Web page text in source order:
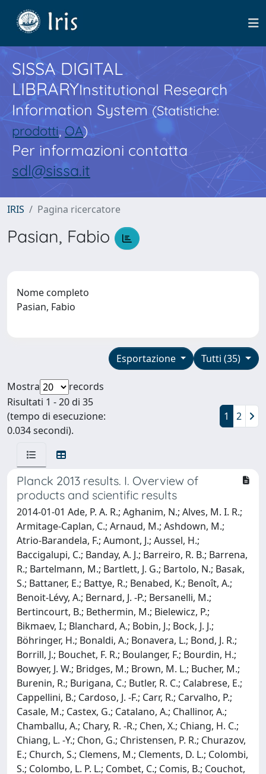
SISSA DIGITAL
LIBRARYInstitutional Research
Information System(Statistiche:
prodotti,OA)
Per informazioni contatta
sdl@sissa.it
IRIS Pagina ricercatore
Pasian, Fabio
Nome completo
Pasian, Fabio
Tutti (35)
Esportazione
Mostra
records
Risultati 1 - 20 di 35
(tempo di esecuzione:
0.034 secondi).
1 2
Planck 2013 results. I. Overview of
products and scientific results
2014-01-01 Ade, P. A. R.; Aghanim, N.; Alves, M. I. R.;
Armitage-Caplan, C.; Arnaud, M.; Ashdown, M.;
Atrio-Barandela, F.; Aumont, J.; Aussel, H.;
Baccigalupi, C.; Banday, A. J.; Barreiro, R. B.; Barrena,
R.; Bartelmann, M.; Bartlett, J. G.; Bartolo, N.; Basak,
S.; Battaner, E.; Battye, R.; Benabed, K.; Benoît, A.;
Benoit-Lévy, A.; Bernard, J. -P.; Bersanelli, M.;
Bertincourt, B.; Bethermin, M.; Bielewicz, P.;
Bikmaev, I.; Blanchard, A.; Bobin, J.; Bock, J. J.;
Böhringer, H.; Bonaldi, A.; Bonavera, L.; Bond, J. R.;
Borrill, J.; Bouchet, F. R.; Boulanger, F.; Bourdin, H.;
Bowyer, J. W.; Bridges, M.; Brown, M. L.; Bucher, M.;
Burenin, R.; Burigana, C.; Butler, R. C.; Calabrese, E.;
Cappellini, B.; Cardoso, J. -F.; Carr, R.; Carvalho, P.;
Casale, M.; Castex, G.; Catalano, A.; Challinor, A.;
Chamballu, A.; Chary, R. -R.; Chen, X.; Chiang, H. C.;
Chiang, L. -Y.; Chon, G.; Christensen, P. R.; Churazov,
E.; Church, S.; Clemens, M.; Clements, D. L.; Colombi,
S.; Colombo, L. P. L.; Combet, C.; Comis, B.; Couchot,